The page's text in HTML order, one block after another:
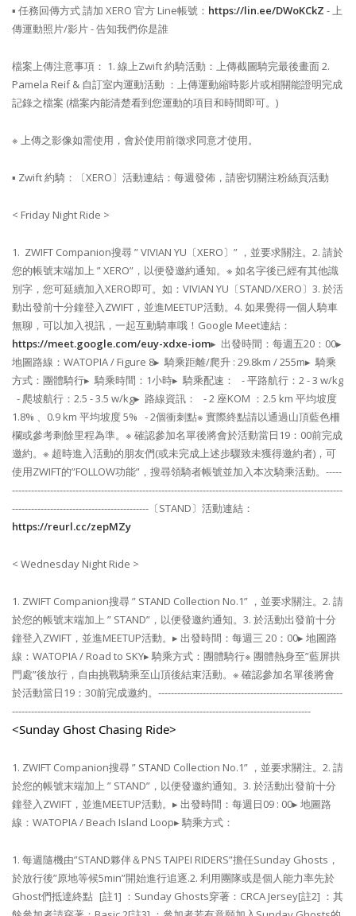
▪ 任務回傳方式請加 XERO 官方 Line帳號： https://lin.ee/DWoKCkZ - 上
傳運動照片/影片- 告知我們你是誰
檔案上傳注意事項： 1. 線上Zwift 約騎活動：上傳截圖騎完最後畫面2.
Pamela Reif & 自訂室内運動活動 ：上傳運動縮時影片或相關能證明完成
記錄之檔案 (檔案内能清楚看到您運動的項目和時間即可。)
※ 上傳之影像如需使用，會於使用前徵求同意才使用。
▪ ​Zwift 約騎：​ 〔XERO〕活動連結：每週發佈，請密切關注粉絲頁活動​
< Friday Night Ride >
1. ZWIFT Companion搜尋 ” VIVIAN YU〔XERO〕” ，並要求關注。​ 2. 請於
您的帳號末端加上 ” XERO”，以便發邀約通知。​ ※ 如名字後已經有其他識
別字，您可延續加入XERO即可。如：VIVIAN YU〔STAND/XERO〕​ 3. 於活
動出發前十分鐘登入ZWIFT，並進MEETUP活動。​ 4. 如果覺得一個人騎車
無聊，可以加入視訊，一起互動騎車哦！Google Meet連結：
https://meet.google.com/euy-xdxe-iom​▸ ​ 出發時間：每週五20：00​▸ ​
地圖路線：WATOPIA / Figure 8​▸ ​ 騎乘距離/爬升 : 29.8km / 255m​▸ ​ 騎乘
方式：團體騎行​▸ ​ 騎乘時間：1小時​▸ ​ 騎乘配速：​ ​ ​ ​ - 平路航行：2 - 3 w/kg​
​ ​ - 爬坡航行：2.5 - 3.5 w/kg​▸ ​ 路線資訊：​
​ ​ ​ - 2 座KOM ：2.5 km 平均坡度
1.8% 、0.9 km 平均坡度 5%​ ​ ​ ​ - 2個衝刺點​※ 實際終點請以通過山頂藍色柵
欄或參考剩餘里程為準。​ ※ 確認參加名單後將會於活動當日19：00前完成
邀約。​ ※ 超時進入活動的朋友們(或未完成上述步驟致未獲得邀約者)，可
使用ZWIFT的”FOLLOW功能”，搜尋領騎者帳號並加入本次騎乘活動。​ -----
-----------------------------------------------------------------------​---------------------------------
-------------------------------------------​ 〔STAND〕活動連結：
https://reurl.cc/zepMZy​
< Wednesday Night Ride >
1. ZWIFT Companion搜尋 ” STAND Collection No.1” ，並要求關注。​ 2. 請
於您的帳號末端加上 ” STAND”，以便發邀約通知。​ 3. 於活動出發前十分
鐘登入ZWIFT，並進MEETUP活動。​ ▸ 出發時間：每週三 20：00​▸ 地圖路
線：WATOPIA / Road to SKY​▸ 騎乘方式：團體騎行​※ 團體熱身至”藍屏拱
門處”後放行，自由挑戰騎乘至山頂後結束活動。​ ※ 確認參加名單後將會
於活動當日19：30前完成邀約。​ ----------------------------------------------------------
------------------​----------------------------------------------------------------------------​
<Sunday Ghost Chasing Ride>​
1. ZWIFT Companion搜尋 ” STAND Collection No.1” ，並要求關注。​ 2. 請
於您的帳號末端加上 ” STAND”，以便發邀約通知。​ 3. 於活動出發前十分
鐘登入ZWIFT，並進MEETUP活動。​ ▸ 出發時間：每週日09 : 00​▸ 地圖路
線：WATOPIA / Beach Island Loop​▸ 騎乘方式：​
1. 每週隨機由”STAND夥伴＆PNS TAIPEI RIDERS”擔任Sunday Ghosts，
於放行後”原地等候5min”開始進行追逐.​2. 利用團隊或是個人能力率先於
Ghost們抵達終點 ​ [註1] ：Sunday Ghosts穿著：CRCA Jersey​[註2] ：其